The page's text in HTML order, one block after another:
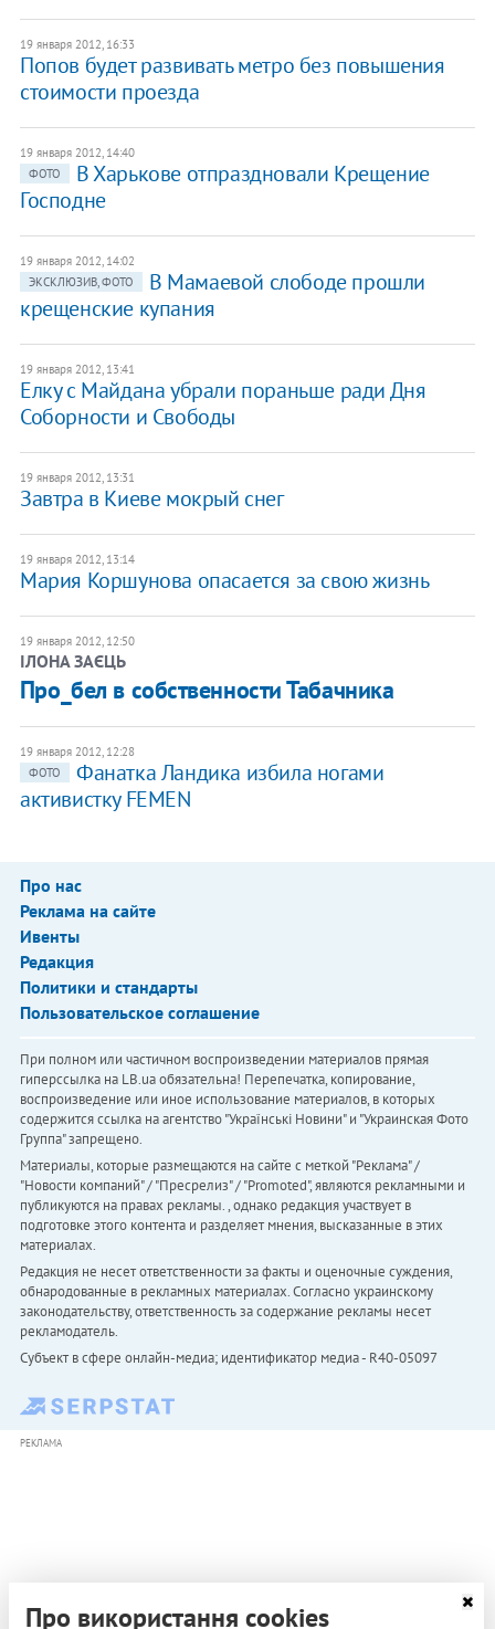
19 января 2012, 16:33
Попов будет развивать метро без повышения
стоимости проезда
19 января 2012, 14:40
ФОТО
В Харькове отпраздновали Крещение
Господне
19 января 2012, 14:02
ЭКСКЛЮЗИВ, ФОТО
В Мамаевой слободе прошли
крещенские купания
19 января 2012, 13:41
Елку с Майдана убрали пораньше ради Дня
Соборности и Свободы
19 января 2012, 13:31
Завтра в Киеве мокрый снег
19 января 2012, 13:14
Мария Коршунова опасается за свою жизнь
19 января 2012, 12:50
ІЛОНА ЗАЄЦЬ
Про_бел в собственности Табачника
19 января 2012, 12:28
ФОТО
​Фанатка Ландика избила ногами
активистку FEMEN
Про нас
Реклама на сайте
Ивенты
Редакция
Политики и стандарты
Пользовательское соглашение
При полном или частичном воспроизведении материалов прямая
гиперссылка на LB.ua обязательна! Перепечатка, копирование,
воспроизведение или иное использование материалов, в которых
содержится ссылка на агентство "Українськi Новини" и "Украинская Фото
Группа" запрещено.
Материалы, которые размещаются на сайте с меткой "Реклама" /
"Новости компаний" / "Пресрелиз" / "Promoted", являются рекламными и
публикуются на правах рекламы. , однако редакция участвует в
подготовке этого контента и разделяет мнения, высказанные в этих
материалах.
Редакция не несет ответственности за факты и оценочные суждения,
обнародованные в рекламных материалах. Согласно украинскому
законодательству, ответственность за содержание рекламы несет
рекламодатель.
Субъект в сфере онлайн-медиа; идентификатор медиа - R40-05097
РЕКЛАМА
Про використання cookies